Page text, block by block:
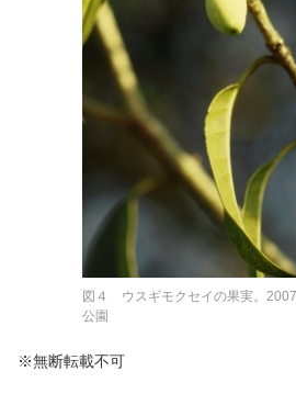
図４ ウスギモクセイの果実。
公園
※無断転載不可